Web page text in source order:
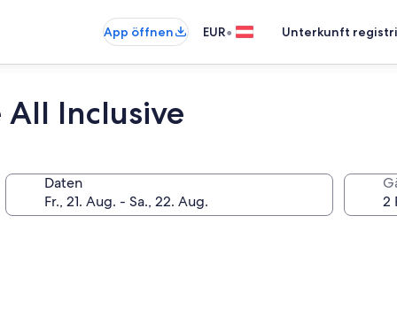
App öffnen EUR• Unterkunft
All Inclusive
Daten